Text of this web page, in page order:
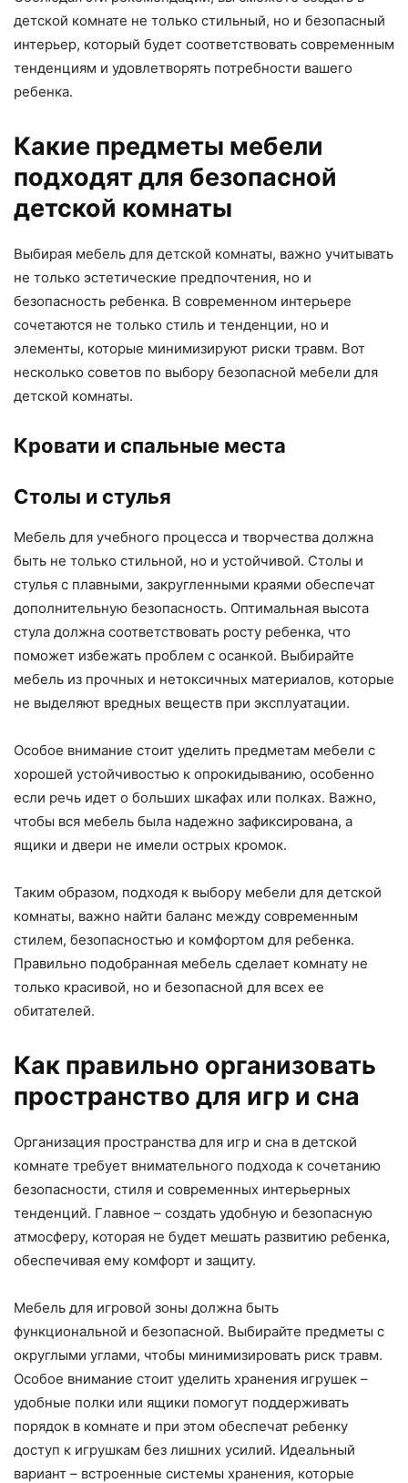
детской комнате не только стильный, но и безопасный
интерьер, который будет соответствовать современным
тенденциям и удовлетворять потребности вашего
ребенка.
Какие предметы мебели
подходят для безопасной
детской комнаты
Выбирая мебель для детской комнаты, важно учитывать
не только эстетические предпочтения, но и
безопасность ребенка. В современном интерьере
сочетаются не только стиль и тенденции, но и
элементы, которые минимизируют риски травм. Вот
несколько советов по выбору безопасной мебели для
детской комнаты.
Кровати и спальные места
Столы и стулья
Мебель для учебного процесса и творчества должна
быть не только стильной, но и устойчивой. Столы и
стулья с плавными, закругленными краями обеспечат
дополнительную безопасность. Оптимальная высота
стула должна соответствовать росту ребенка, что
поможет избежать проблем с осанкой. Выбирайте
мебель из прочных и нетоксичных материалов, которые
не выделяют вредных веществ при эксплуатации.
Особое внимание стоит уделить предметам мебели с
хорошей устойчивостью к опрокидыванию, особенно
если речь идет о больших шкафах или полках. Важно,
чтобы вся мебель была надежно зафиксирована, а
ящики и двери не имели острых кромок.
Таким образом, подходя к выбору мебели для детской
комнаты, важно найти баланс между современным
стилем, безопасностью и комфортом для ребенка.
Правильно подобранная мебель сделает комнату не
только красивой, но и безопасной для всех ее
обитателей.
Как правильно организовать
пространство для игр и сна
Организация пространства для игр и сна в детской
комнате требует внимательного подхода к сочетанию
безопасности, стиля и современных интерьерных
тенденций. Главное – создать удобную и безопасную
атмосферу, которая не будет мешать развитию ребенка,
обеспечивая ему комфорт и защиту.
Мебель для игровой зоны должна быть
функциональной и безопасной. Выбирайте предметы с
округлыми углами, чтобы минимизировать риск травм.
Особое внимание стоит уделить хранения игрушек –
удобные полки или ящики помогут поддерживать
порядок в комнате и при этом обеспечат ребенку
доступ к игрушкам без лишних усилий. Идеальный
вариант – встроенные системы хранения, которые